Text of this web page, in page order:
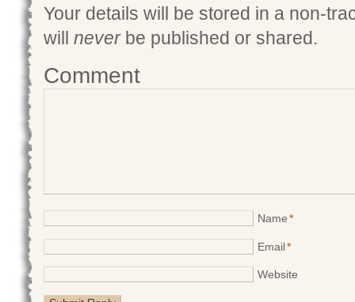
Your details will be stored in a non-
will neverbe published or shared.
Comment
Name*
Email*
Website